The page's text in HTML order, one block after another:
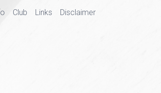
Club Links Disclaimer